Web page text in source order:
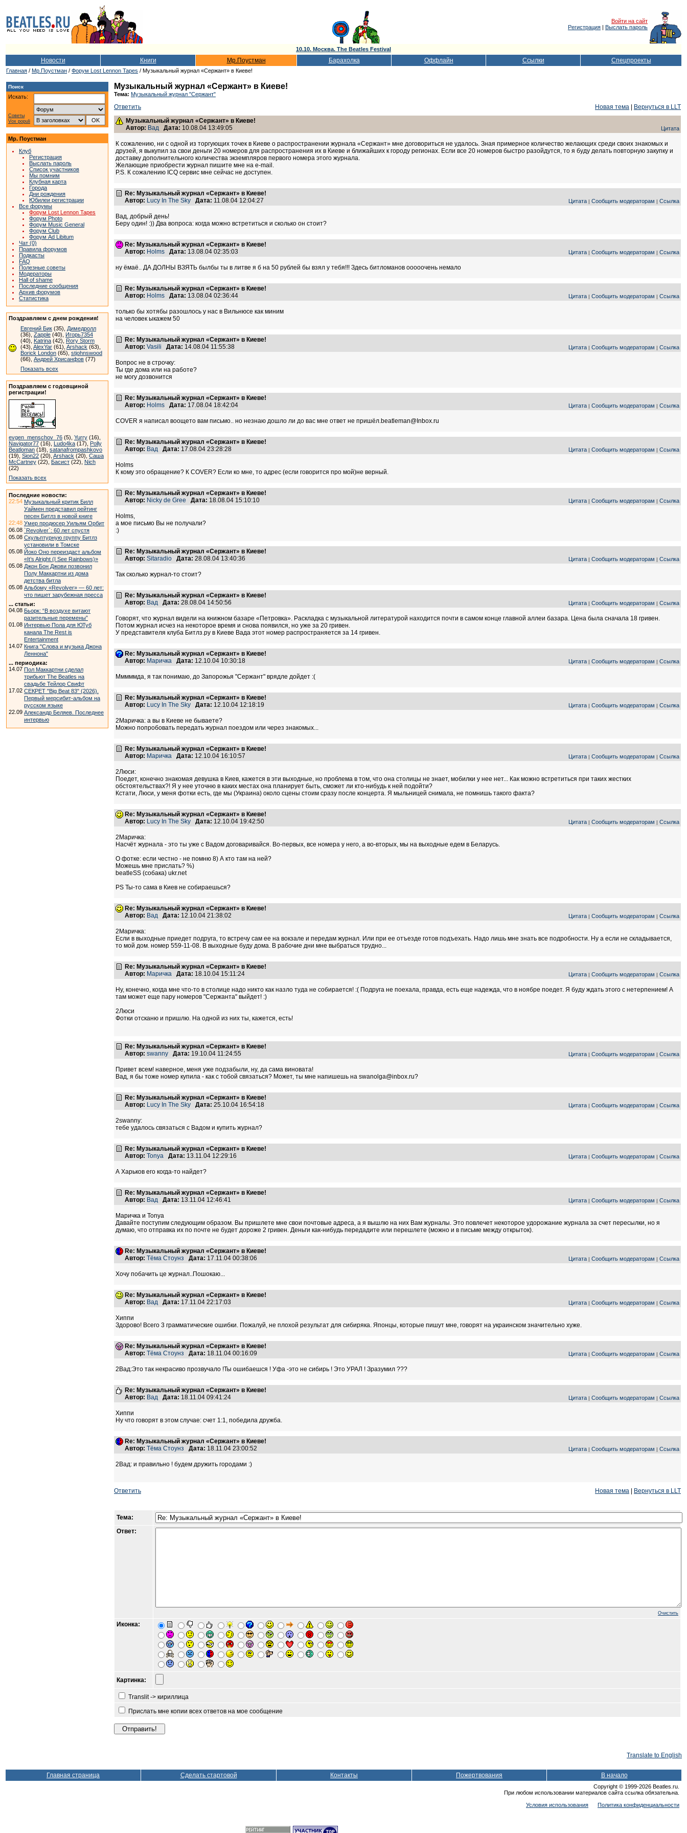
Войти на сайт
Регистрация | Выслать пароль
10.10. Москва. The Beatles Festival
Новости Книги Мр.Поустман Барахолка Оффлайн Ссылки Спецпроекты
Главная / Мр.Поустман / Форум Lost Lennon Tapes / Музыкальный журнал «Сержант» в Киеве!
Поиск
Искать:
Советы
Vox populi
Мр. Поустман
Клуб
Регистрация
Выслать пароль
Список участников
Мы помним
Клубная карта
Города
Дни рождения
Юбилеи регистрации
Все форумы
Форум Lost Lennon Tapes
Форум Photo
Форум Music General
Форум Club
Форум Ad Libitum
Чат (0)
Правила форумов
Подкасты
FAQ
Полезные советы
Модераторы
Hall of shame
Последние сообщения
Архив форумов
Статистика
Поздравляем с днем рождения!
Евгений Бик (35), Димедролл
(36), Zapple (40), Игорь7354
(40), Katrina (42), Rory Storm
(43), AlexYar (61), Arshack (63),
Borick London (65), stjohnswood
(66), Андрей Хрисанфов (77)
Показать всех
Поздравляем с годовщиной
регистрации!
evgen_menschov_76 (5), Yurry (16),
Navigator77 (16), Ludo4ka (17), Polly
Beatloman (18), satanafrompashkovo
(19), Sion22 (20), Arshack (20), Саша
McCartney (22), Басист (22), Nich
(22)
Показать всех
Последние новости:
22:54 Музыкальный критик Билл
Уаймен представил рейтинг
песен Битлз в новой книге
22:48 Умер продюсер Уильям Орбит
06.08 `Revolver`: 60 лет спустя
05.08 Скульптурную группу Битлз
установили в Томске
05.08 Йоко Оно переиздаст альбом
«It’s Alright (I See Rainbows)»
05.08 Джон Бон Джови позвонил
Полу Маккартни из дома
детства битла
05.08 Альбому «Revolver» — 60 лет:
что пишет зарубежная пресса
... статьи:
04.08 Бьорк: “В воздухе витают
разительные перемены”
01.08 Интервью Пола для ЮТуб
канала The Rest is
Entertainment
14.07 Книга "Слова и музыка Джона
Леннона"
... периодика:
14.07 Пол Маккартни сделал
трибьют The Beatles на
свадьбе Тейлор Свифт
17.02 СЕКРЕТ "Big Beat 83" (2026).
Первый мерсибит-альбом на
русском языке
22.09 Александр Беляев. Последнее
интервью
Музыкальный журнал «Сержант» в Киеве!
Тема: Музыкальный журнал "Сержант"
Ответить Новая тема
Вернуться в LLT
Музыкальный журнал «Сержант» в Киеве!
Автор: Вад Дата: 10.08.04 13:49:05 Цитата
К сожалению, ни с одной из торгующих точек в Киеве о распространении журнала «Сержант» мне договориться не удалось. Зная примерное количество желающих среди своих знакомых и
друзей, я выкупил за свои деньги 20 номеров для распространения их в Киеве и ближайших к городу регионах. Если все 20 номеров быстро разойдутся, то я буду делать повторную закупку и
доставку дополнительного количества экземпляров первого номера этого журнала.
Желающие приобрести журнал пишите мне на e-mail.
P.S. К сожалению ICQ сервис мне сейчас не доступен.
Re: Музыкальный журнал «Сержант» в Киеве!
Автор: Lucy In The Sky Дата: 11.08.04 12:04:27 Цитата | Сообщить модераторам | Ссылка
Вад, добрый день!
Беру один! :)) Два вопроса: когда можно встретиться и сколько он стоит?
Re: Музыкальный журнал «Сержант» в Киеве!
Автор: Holms Дата: 13.08.04 02:35:03 Цитата | Сообщить модераторам | Ссылка
ну ёмаё.. ДА ДОЛНЫ ВЗЯТЬ былбы ты в литве я б на 50 рублей бы взял у тебя!!! Здесь битломанов ооооочень немало
Re: Музыкальный журнал «Сержант» в Киеве!
Автор: Holms Дата: 13.08.04 02:36:44 Цитата | Сообщить модераторам | Ссылка
только бы хотябы разошлось у нас в Вильнюсе как миним
на человек ыкажем 50
Re: Музыкальный журнал «Сержант» в Киеве!
Автор: Vasili Дата: 14.08.04 11:55:38 Цитата | Сообщить модераторам | Ссылка
Вопрос не в строчку:
Ты где дома или на работе?
не могу дозвонится
Re: Музыкальный журнал «Сержант» в Киеве!
Автор: Holms Дата: 17.08.04 18:42:04 Цитата | Сообщить модераторам | Ссылка
COVER я написал воощето вам письмо.. но незнаю дошло ли до вас мне ответ не пришёл.beatleman@Inbox.ru
Re: Музыкальный журнал «Сержант» в Киеве!
Автор: Вад Дата: 17.08.04 23:28:28 Цитата | Сообщить модераторам | Ссылка
Holms
К кому это обращение? К COVER? Если ко мне, то адрес (если говорится про мой)не верный.
Re: Музыкальный журнал «Сержант» в Киеве!
Автор: Nicky de Gree Дата: 18.08.04 15:10:10 Цитата | Сообщить модераторам | Ссылка
Holms,
а мое письмо Вы не получали?
:)
Re: Музыкальный журнал «Сержант» в Киеве!
Автор: Sitaradio Дата: 28.08.04 13:40:36 Цитата | Сообщить модераторам | Ссылка
Так сколько журнал-то стоит?
Re: Музыкальный журнал «Сержант» в Киеве!
Автор: Вад Дата: 28.08.04 14:50:56 Цитата | Сообщить модераторам | Ссылка
Говорят, что журнал видели на книжном базаре «Петровка». Раскладка с музыкальной литературой находится почти в самом конце главной аллеи базара. Цена была сначала 18 гривен.
Потом журнал исчез на некоторое время и снова появился, но уже за 20 гривен.
У представителя клуба Битлз.ру в Киеве Вада этот номер распространяется за 14 гривен.
Re: Музыкальный журнал «Сержант» в Киеве!
Автор: Маричка Дата: 12.10.04 10:30:18 Цитата | Сообщить модераторам | Ссылка
Мммммда, я так понимаю, до Запорожья "Сержант" врядле дойдет :(
Re: Музыкальный журнал «Сержант» в Киеве!
Автор: Lucy In The Sky Дата: 12.10.04 12:18:19 Цитата | Сообщить модераторам | Ссылка
2Маричка: а вы в Киеве не бываете?
Можно попробовать передать журнал поездом или через знакомых...
Re: Музыкальный журнал «Сержант» в Киеве!
Автор: Маричка Дата: 12.10.04 16:10:57 Цитата | Сообщить модераторам | Ссылка
2Люси:
Поедет, конечно знакомая девушка в Киев, кажется в эти выходные, но проблема в том, что она столицы не знает, мобилки у нее нет... Как можно встретиться при таких жестких
обстоятельствах?! Я у нее уточню в каких местах она планирует быть, сможет ли кто-нибудь к ней подойти?
Кстати, Люси, у меня фотки есть, где мы (Украина) около сцены стоим сразу после концерта. Я мыльницей снимала, не помнишь такого факта?
Re: Музыкальный журнал «Сержант» в Киеве!
Автор: Lucy In The Sky Дата: 12.10.04 19:42:50 Цитата | Сообщить модераторам | Ссылка
2Маричка:
Насчёт журнала - это ты уже с Вадом договаривайся. Во-первых, все номера у него, а во-вторых, мы на выходные едем в Беларусь.
О фотке: если честно - не помню 8) А кто там на ней?
Можешь мне прислать? %)
beatleSS (собака) ukr.net
PS Ты-то сама в Киев не собираешься?
Re: Музыкальный журнал «Сержант» в Киеве!
Автор: Вад Дата: 12.10.04 21:38:02 Цитата | Сообщить модераторам | Ссылка
2Маричка:
Если в выходные приедет подруга, то встречу сам ее на вокзале и передам журнал. Или при ее отъезде готов подъехать. Надо лишь мне знать все подробности. Ну а если не складывается,
то мой дом. номер 559-11-08. В выходные буду дома. В рабочие дни мне выбраться трудно...
Re: Музыкальный журнал «Сержант» в Киеве!
Автор: Маричка Дата: 18.10.04 15:11:24 Цитата | Сообщить модераторам | Ссылка
Ну, конечно, когда мне что-то в столице надо никто как назло туда не собирается! :( Подруга не поехала, правда, есть еще надежда, что в ноябре поедет. Я буду ждать этого с нетерпением! А
там может еще пару номеров "Сержанта" выйдет! :)
2Люси
Фотки отсканю и пришлю. На одной из них ты, кажется, есть!
Re: Музыкальный журнал «Сержант» в Киеве!
Автор: swanny Дата: 19.10.04 11:24:55 Цитата | Сообщить модераторам | Ссылка
Привет всем! наверное, меня уже подзабыли, ну, да сама виновата!
Вад, я бы тоже номер купила - как с тобой связаться? Может, ты мне напишешь на swanolga@inbox.ru?
Re: Музыкальный журнал «Сержант» в Киеве!
Автор: Lucy In The Sky Дата: 25.10.04 16:54:18 Цитата | Сообщить модераторам | Ссылка
2swanny:
тебе удалось связаться с Вадом и купить журнал?
Re: Музыкальный журнал «Сержант» в Киеве!
Автор: Tonya Дата: 13.11.04 12:29:16 Цитата | Сообщить модераторам | Ссылка
А Харьков его когда-то найдет?
Re: Музыкальный журнал «Сержант» в Киеве!
Автор: Вад Дата: 13.11.04 12:46:41 Цитата | Сообщить модераторам | Ссылка
Маричка и Tonya
Давайте поступим следующим образом. Вы пришлете мне свои почтовые адреса, а я вышлю на них Вам журналы. Это повлечет некоторое удорожание журнала за счет пересылки, но я
думаю, что отправка их по почте не будет дороже 2 гривен. Деньги как-нибудь передадите или перешлете (можно и в письме между открыток).
Re: Музыкальный журнал «Сержант» в Киеве!
Автор: Тёма Стоунз Дата: 17.11.04 00:38:06 Цитата | Сообщить модераторам | Ссылка
Хочу побачить це журнал..Пошокаю...
Re: Музыкальный журнал «Сержант» в Киеве!
Автор: Вад Дата: 17.11.04 22:17:03 Цитата | Сообщить модераторам | Ссылка
Хиппи
Здорово! Всего 3 грамматические ошибки. Пожалуй, не плохой результат для сибиряка. Японцы, которые пишут мне, говорят на украинском значительно хуже.
Re: Музыкальный журнал «Сержант» в Киеве!
Автор: Тёма Стоунз Дата: 18.11.04 00:16:09 Цитата | Сообщить модераторам | Ссылка
2Вад:Это так некрасиво прозвучало !Ты ошибаешся ! Уфа -это не сибирь ! Это УРАЛ ! Зразумил ???
Re: Музыкальный журнал «Сержант» в Киеве!
Автор: Вад Дата: 18.11.04 09:41:24 Цитата | Сообщить модераторам | Ссылка
Хиппи
Ну что говорят в этом случае: счет 1:1, победила дружба.
Re: Музыкальный журнал «Сержант» в Киеве!
Автор: Тёма Стоунз Дата: 18.11.04 23:00:52 Цитата | Сообщить модераторам | Ссылка
2Вад: и правильно ! будем дружить городами :)
Ответить Новая тема Вернуться в LLT
Тема:
Ответ:
Очистить
Иконка:
Картинка:
Translit -> кириллица
Прислать мне копии всех ответов на мое сообщение
Translate to English
Главная страница Сделать стартовой Контакты Пожертвования В начало
Copyright © 1999-2026 Beatles.ru.
При любом использовании материалов сайта ссылка обязательна.
Условия использования
Политика конфиденциальности